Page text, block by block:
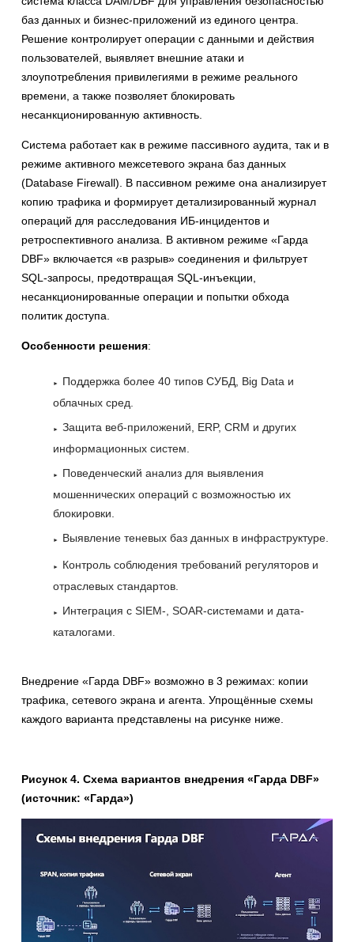
баз данных и бизнес-приложений из единого центра.
Решение контролирует операции с данными и действия
пользователей, выявляет внешние атаки и
злоупотребления привилегиями в режиме реального
времени, а также позволяет блокировать
несанкционированную активность.
Система работает как в режиме пассивного аудита, так и в
режиме активного межсетевого экрана баз данных
(Database Firewall). В пассивном режиме она анализирует
копию трафика и формирует детализированный журнал
операций для расследования ИБ-инцидентов и
ретроспективного анализа. В активном режиме «Гарда
DBF» включается «в разрыв» соединения и фильтрует
SQL-запросы, предотвращая SQL-инъекции,
несанкционированные операции и попытки обхода
политик доступа.
Особенности решения:
Поддержка более 40 типов СУБД, Big Data и
облачных сред.
Защита веб-приложений, ERP, CRM и других
информационных систем.
Поведенческий анализ для выявления
мошеннических операций с возможностью их
блокировки.
Выявление теневых баз данных в инфраструктуре.
Контроль соблюдения требований регуляторов и
отраслевых стандартов.
Интеграция с SIEM-, SOAR-системами и дата-
каталогами.
Внедрение «Гарда DBF» возможно в 3 режимах: копии
трафика, сетевого экрана и агента. Упрощённые схемы
каждого варианта представлены на рисунке ниже.
Рисунок 4. Схема вариантов внедрения «Гарда DBF»
(источник: «Гарда»)